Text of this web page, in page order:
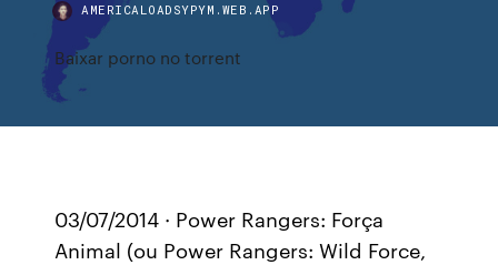
AMERICALOADSYPYM.WEB.APP
Baixar porno no torrent
03/07/2014 · Power Rangers: Força
Animal (ou Power Rangers: Wild Force,